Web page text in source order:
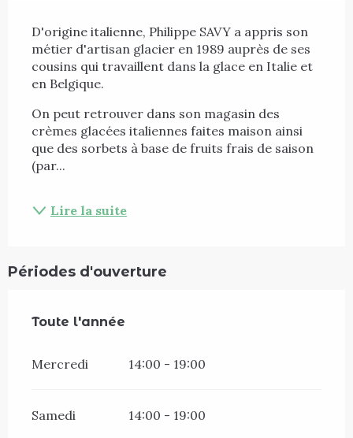
D'origine italienne, Philippe SAVY a appris son
métier d'artisan glacier en 1989 auprès de ses
cousins qui travaillent dans la glace en Italie et
en Belgique.
On peut retrouver dans son magasin des
crèmes glacées italiennes faites maison ainsi
que des sorbets à base de fruits frais de saison
(par...
Lire la suite
Périodes d'ouverture
Toute l'année
Toute l'année
Mercredi 14:00 - 19:00
Samedi 14:00 - 19:00